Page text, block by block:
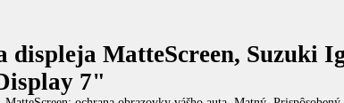
displeja MatteScreen, Suzuki
7"